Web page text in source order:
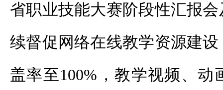
省职业技能大赛阶段性汇报
续督促网络在线教学资源建
盖率至100%，教学视频、动